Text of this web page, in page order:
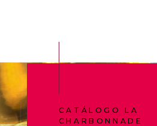
CATÁLOGO LA
CHARBONNADE